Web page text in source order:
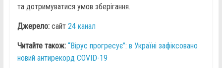
та дотримуватися умов зберігання.
Джерело: сайт 24 канал
Читайте також: “Вірус прогресує”: в Україні зафіксовано
новий антирекорд COVID-19